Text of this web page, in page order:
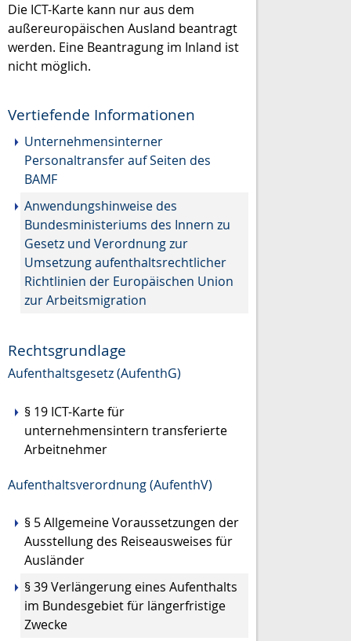
Die ICT-Karte kann nur aus dem
außereuropäischen Ausland beantragt
werden. Eine Beantragung im Inland ist
nicht möglich.
Vertiefende Informationen
Unternehmensinterner
Personaltransfer auf Seiten des
BAMF
Anwendungshinweise des
Bundesministeriums des Innern zu
Gesetz und Verordnung zur
Umsetzung aufenthaltsrechtlicher
Richtlinien der Europäischen Union
zur Arbeitsmigration
Rechtsgrundlage
Aufenthaltsgesetz (AufenthG)
§ 19 ICT-Karte für
unternehmensintern transferierte
Arbeitnehmer
Aufenthaltsverordnung (AufenthV)
§ 5 Allgemeine Voraussetzungen der
Ausstellung des Reiseausweises für
Ausländer
§ 39 Verlängerung eines Aufenthalts
im Bundesgebiet für längerfristige
Zwecke